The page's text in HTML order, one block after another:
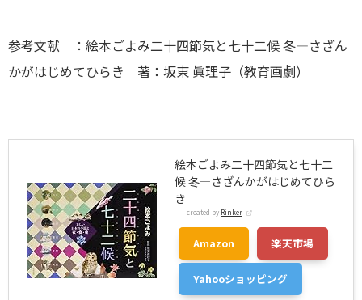
参考文献 ：絵本ごよみ二十四節気と七十二候 冬―さざん
かがはじめてひらき 著：坂東 眞理子（教育画劇）
絵本ごよみ二十四節気と七十二
候 冬―さざんかがはじめてひら
き
created by Rinker
Amazon 楽天市場
Yahooショッピング